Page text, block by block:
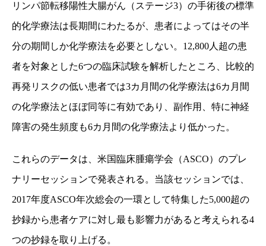
リンパ節転移陽性大腸がん（ステージ3）の手術後の標準
的化学療法は長期間にわたるが、患者によってはその半
分の期間しか化学療法を必要としない。 12,800人超の患
者を対象とした6つの臨床試験を解析したところ、比較的
再発リスクの低い患者では3カ月間の化学療法は6カ月間
の化学療法とほぼ同等に有効であり、副作用、特に神経
障害の発生頻度も6カ月間の化学療法より低かった。
これらのデータは、米国臨床腫瘍学会（ASCO）のプレ
ナリーセッションで発表される。当該セッションでは、
2017年度ASCO年次総会の一環として特集した5,000超の
抄録から患者ケアに対し最も影響力があると考えられる4
つの抄録を取り上げる。